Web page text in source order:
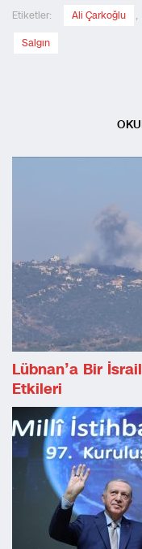
Etiketler: Ali Çarkoğlu ,
Salgın
Lübnan’a Bir
Etkileri